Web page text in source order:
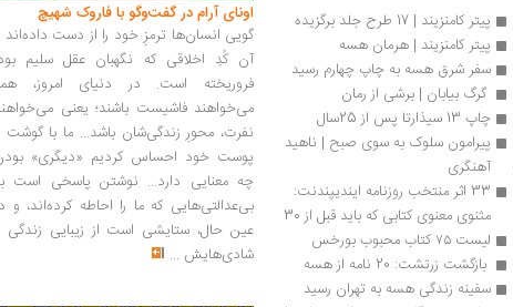
پیتر کامنزیند | 17 طرح جلد برگزیده
پیتر کامنزیند | هرمان هسه
سفر شرق هسه به چاپ چهارم رسید
گرگ بیابان | برشی از رمان
چاپ 13 سیذارتا پس از 25سال
آهنگری
سالگی خواند
لیست ۷۵ کتاب محبوب بورخس
بازگشت زرتشت: 20 نامه از هسه
سفینه زندگی هسه به تهران رسید
اونای آرام در گفت‌وگو با فاروک شهیچ‭
گویی انسان‌ها ترمزِ خود را از دست داده‌اند
آن کُدِ اخلاقی که نگهبان عقل سلیم
فروریخته است. در دنیای امروز،
می‌خواهند فاشیست باشند؛ یعنی
نفرت، محورِ زندگی‌شان باشد... ما با گوشت
پوست خود احساس کردیم «دیگری»
چه معنایی دارد... نوشتن پاسخی است
بی‌عدالتی‌هایی که ما را احاطه کرده‌اند، و
عین حال، ستایشی است از زیبایی زندگی
شادی‌هایش ...